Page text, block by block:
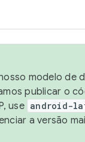
modelo
publicar o
use android-
a versão